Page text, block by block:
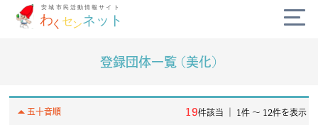
diversity_3
登録団体一覧 (美化)
arrow_drop_up五十音順 19件該当 ｜ 1件 〜 12件を表示